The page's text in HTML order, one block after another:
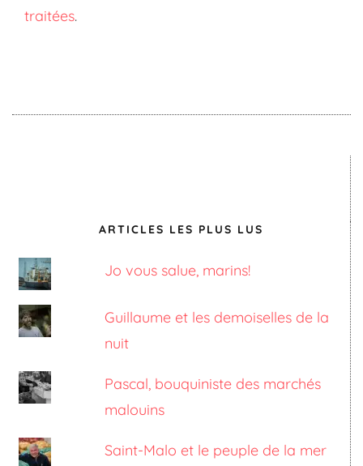
traitées.
ARTICLES LES PLUS LUS
Jo vous salue, marins!
Guillaume et les demoiselles de la
nuit
Pascal, bouquiniste des marchés
malouins
Saint-Malo et le peuple de la mer